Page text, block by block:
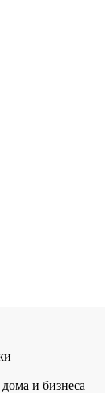
и бизнеса